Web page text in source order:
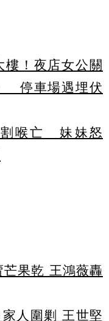
！夜店女公關
停車場遇埋伏
割喉亡 妹妹怒
果乾 王鴻薇轟
家人圍剿 王世堅